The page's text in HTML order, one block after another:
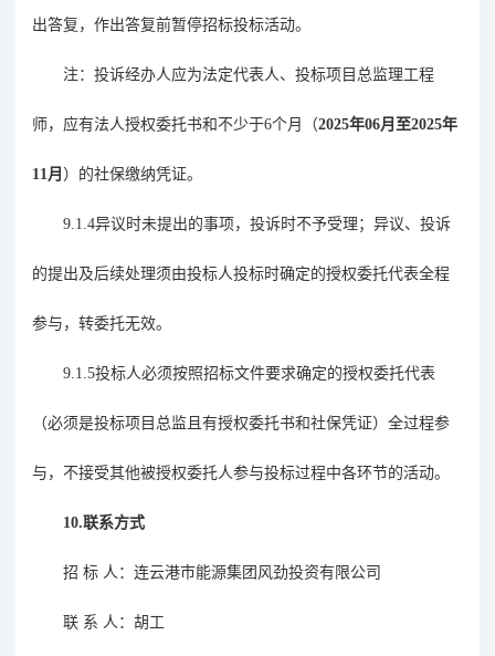
出答复，作出答复前暂停招标投标活动。
注：投诉经办人应为法定代表人、投标项目总监理工程
师，应有法人授权委托书和不少于6个月（2025年06月至2025年
11 月 ）的社保缴纳凭证。
9. 1 .4异议时未提出的事项，投诉时不予受理；异议、投诉
的提出及后续处理须由投标人投标时确定的授权委托代表全程
参与，转委托无效。
9. 1 .5投标人必须按照招标文件要求确定的授权委托代表
（必须是投标项目总监且有授权委托书和社保凭证）全过程参
与，不接受其他被授权委托人参与投标过程中各环节的活动。
10.联系方式
招 标 人： 连云港市能源集团风劲投资有限公司
联 系 人： 胡工